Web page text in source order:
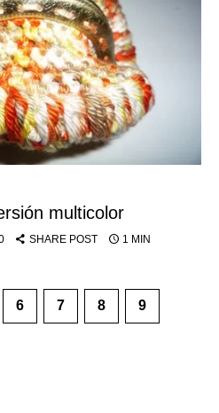
multicolor
SHARE POST 1 MIN
6 7 8 9